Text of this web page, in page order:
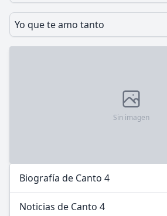
Yo que te amo tanto
Sin imagen
Biografía de Canto 4
Noticias de Canto 4